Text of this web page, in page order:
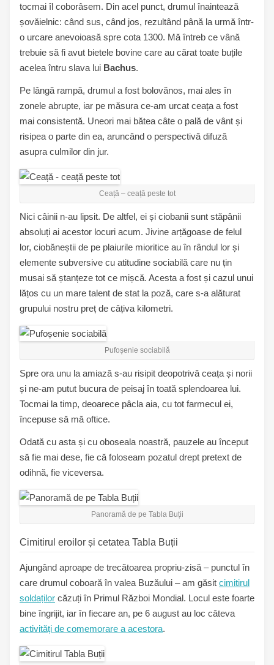
tocmai îl coborâsem. Din acel punct, drumul înaintează
șovăielnic: când sus, când jos, rezultând până la urmă într-
o urcare anevoioasă spre cota 1300. Mă întreb ce vână
trebuie să fi avut bietele bovine care au cărat toate buțile
acelea întru slava lui Bachus.
Pe lângă rampă, drumul a fost bolovănos, mai ales în
zonele abrupte, iar pe măsura ce-am urcat ceața a fost
mai consistentă. Uneori mai bătea câte o pală de vânt și
risipea o parte din ea, aruncând o perspectivă difuză
asupra culmilor din jur.
Ceață – ceață peste tot
Nici câinii n-au lipsit. De altfel, ei și ciobanii sunt stăpânii
absoluți ai acestor locuri acum. Jivine arțăgoase de felul
lor, ciobăneștii de pe plaiurile mioritice au în rândul lor și
elemente subversive cu atitudine sociabilă care nu țin
musai să ștanțeze tot ce mișcă. Acesta a fost și cazul unui
lățos cu un mare talent de stat la poză, care s-a alăturat
grupului nostru preț de câțiva kilometri.
Pufoșenie sociabilă
Spre ora unu la amiază s-au risipit deopotrivă ceața și norii
și ne-am putut bucura de peisaj în toată splendoarea lui.
Tocmai la timp, deoarece pâcla aia, cu tot farmecul ei,
începuse să mă oftice.
Odată cu asta și cu oboseala noastră, pauzele au început
să fie mai dese, fie că foloseam pozatul drept pretext de
odihnă, fie viceversa.
Panoramă de pe Tabla Buții
Cimitirul eroilor și cetatea Tabla Buții
Ajungând aproape de trecătoarea propriu-zisă – punctul în
care drumul coboară în valea Buzăului – am găsit cimitirul
soldaților căzuți în Primul Război Mondial. Locul este foarte
bine îngrijit, iar în fiecare an, pe 6 august au loc câteva
activități de comemorare a acestora.